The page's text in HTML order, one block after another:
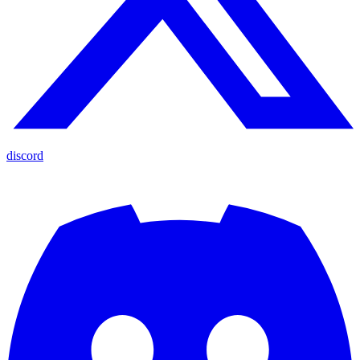
discord